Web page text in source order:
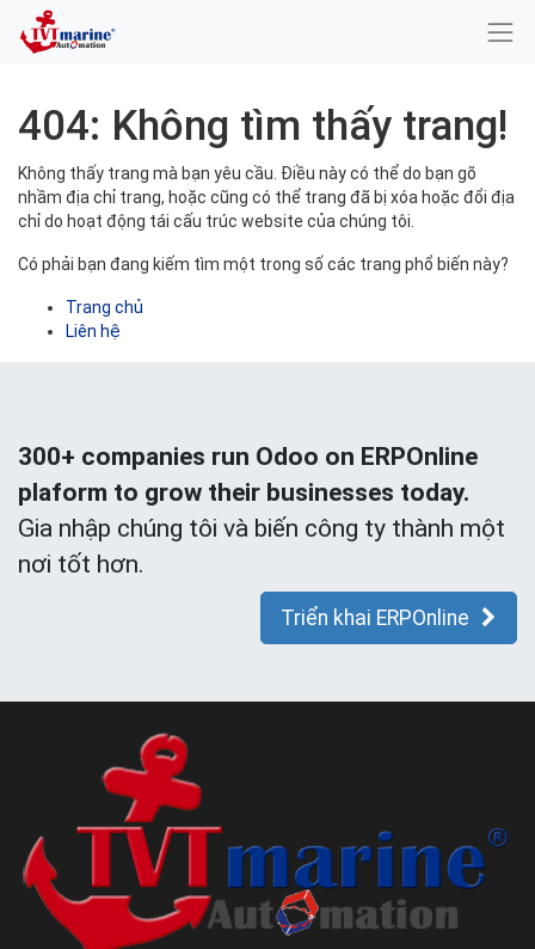
404: Không tìm thấy trang!
Không thấy trang mà bạn yêu cầu. Điều này có thể do bạn gõ
nhầm địa chỉ trang, hoặc cũng có thể trang đã bị xóa hoặc đổi địa
chỉ do hoạt động tái cấu trúc website của chúng tôi.
Có phải bạn đang kiếm tìm một trong số các trang phổ biến này?
Trang chủ
Liên hệ
300+ companies run Odoo on ERPOnline
plaform to grow their businesses today.
Gia nhập chúng tôi và biến công ty thành một
nơi tốt hơn.
Triển khai ERPOnline